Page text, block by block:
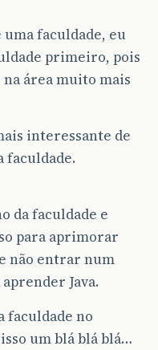
faculdade, eu
primeiro, pois
área muito mais
interessante de
faculdade.
da faculdade e
para aprimorar
não entrar num
Java.
faculdade no
um blá blá blá…